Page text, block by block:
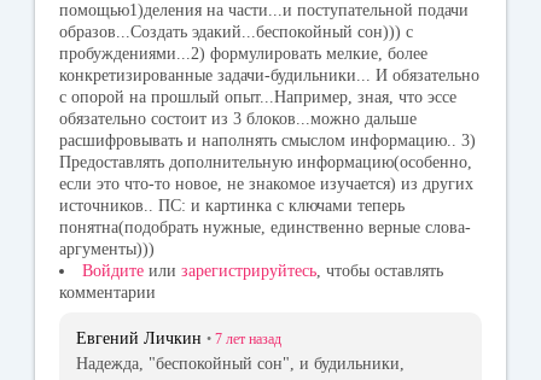
помощью1)деления на части...и поступательной подачи
образов...Создать эдакий...беспокойный сон))) с
пробуждениями...2) формулировать мелкие, более
конкретизированные задачи-будильники... И обязательно
с опорой на прошлый опыт...Например, зная, что эссе
обязательно состоит из 3 блоков...можно дальше
расшифровывать и наполнять смыслом информацию.. 3)
Предоставлять дополнительную информацию(особенно,
если это что-то новое, не знакомое изучается) из других
источников.. ПС: и картинка с ключами теперь
понятна(подобрать нужные, единственно верные слова-
аргументы)))
Войдите или зарегистрируйтесь, чтобы оставлять
комментарии
Евгений Личкин • 7 лет назад
Надежда, "беспокойный сон", и будильники,